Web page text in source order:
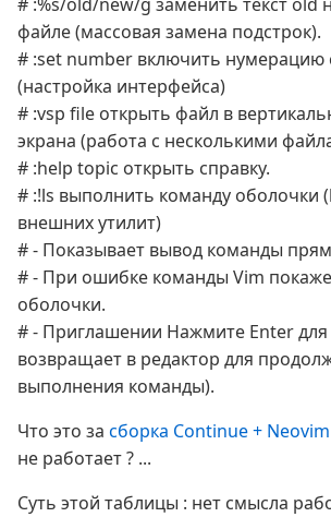
файле (массовая замена подстрок).
# :set number включить нумерацию
(настройка интерфейса)
# :vsp file открыть файл в
экрана (работа с несколькими
# :help topic открыть справку.
# :!ls выполнить команду оболочки
внешних утилит)
# - Показывает вывод команды
# - При ошибке команды Vim
оболочки.
# - Приглашении Нажмите Enter
возвращает в редактор для
выполнения команды).
Что это за сборка Continue + Neovim
не работает ? ...
Суть этой таблицы : нет смысла